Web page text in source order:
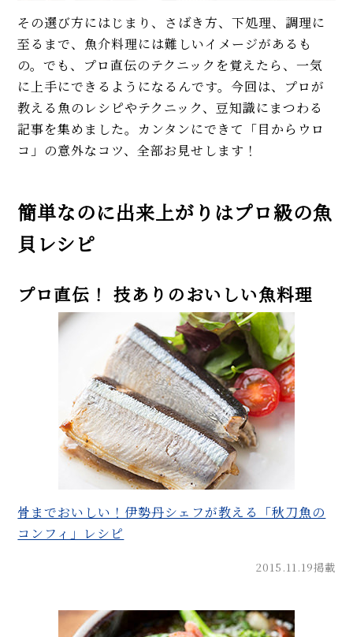
その選び方にはじまり、さばき方、下処理、調理に
至るまで、魚介料理には難しいイメージがあるも
の。でも、プロ直伝のテクニックを覚えたら、一気
に上手にできるようになるんです。今回は、プロが
教える魚のレシピやテクニック、豆知識にまつわる
記事を集めました。カンタンにできて「目からウロ
コ」の意外なコツ、全部お見せします！
簡単なのに出来上がりはプロ級の魚
貝レシピ
プロ直伝！ 技ありのおいしい魚料理
骨までおいしい！伊勢丹シェフが教える「秋刀魚の
コンフィ」レシピ
2015.11.19掲載
ピ。作り置きにも！
【まとめ】3月の旬レシピを
WEB FOODIE編集部がおすす
め！
【専門店】もっちり食感「手切
り」スモークサーモンに感動！
食べ方レシピ、特徴も解説
モンの人気レシピ。ホイル焼
き、ムニエル、幽庵焼き、炊き込
炊き込みご飯「はらこ飯」の簡
単レシピ。おもてなしにも◎
【まとめ】9月の旬レシピを
WEB FOODIE編集部がおすす
め！
MORE
熱が正解！
【初心者必見】干さない、シソ
不要！ 昔ながらの塩漬け梅干し
の簡単な作り方
モヒートの基本レシピ。すっきり
爽快！